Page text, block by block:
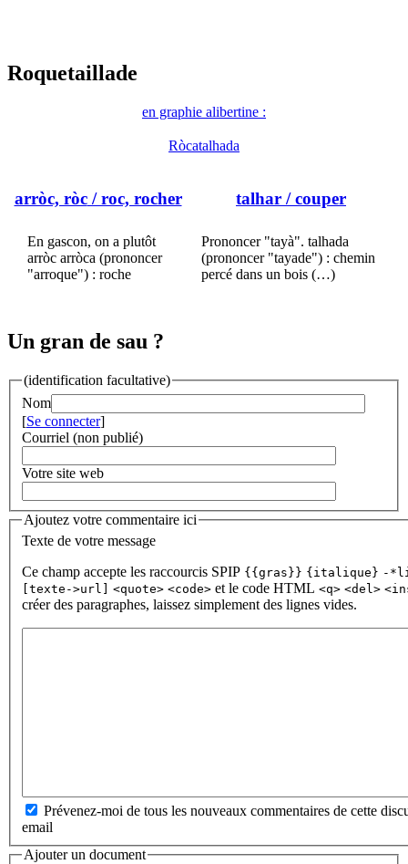
Roquetaillade
en graphie alibertine :
Ròcatalhada
arròc, ròc/ roc, rocher
En gascon, on a plutôt
arròc arròca (prononcer
"arroque") : roche
talhar / couper
Prononcer "tayà". talhada
(prononcer "tayade") : chemin
percé dans un bois (…)
Un gran de sau ?
(identification facultative)
Nom
[Se connecter]
Courriel (non publié)
Votre site web
Ajoutez votre commentaire ici
Texte de votre message
Ce champ accepte les raccourcis SPIP {{gras}} {italique} -
[texte->url]
<quote> <code> et le code HTML <q> <del>
créer des paragraphes, laissez simplement des lignes vides.
Prévenez-moi de tous les nouveaux commentaires de cette
email
Ajouter un document